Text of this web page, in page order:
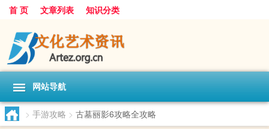
首 页 文章列表 知识分类
网站导航
> 手游攻略 > 古墓丽影6攻略全攻略